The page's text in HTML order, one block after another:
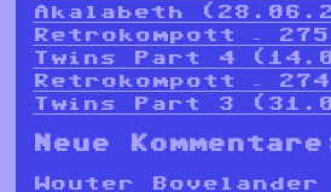
Akalabeth
Retrokompott –
Twins Part 4
Retrokompott –
Twins Part 3
Neue
Wouter Bovelander